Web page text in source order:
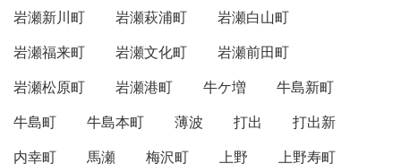
岩瀬新川町
岩瀬萩浦町
岩瀬白山町
岩瀬福来町
岩瀬文化町
岩瀬前田町
岩瀬松原町
岩瀬港町 牛ケ増
牛島新町
牛島町
牛島本町 薄波 打出
打出新
内幸町
馬瀬 梅沢町 上野
上野寿町